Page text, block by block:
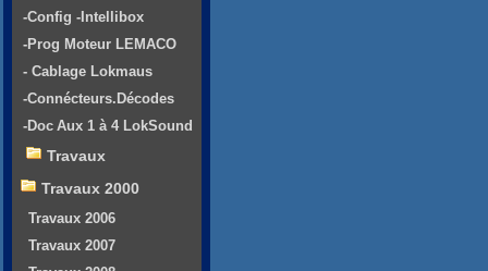
-Config -Intellibox
-Prog Moteur LEMACO
- Cablage Lokmaus
-Connécteurs.Décodes
-Doc Aux 1 à 4 LokSound
Travaux
Travaux 2000
Travaux 2006
Travaux 2007